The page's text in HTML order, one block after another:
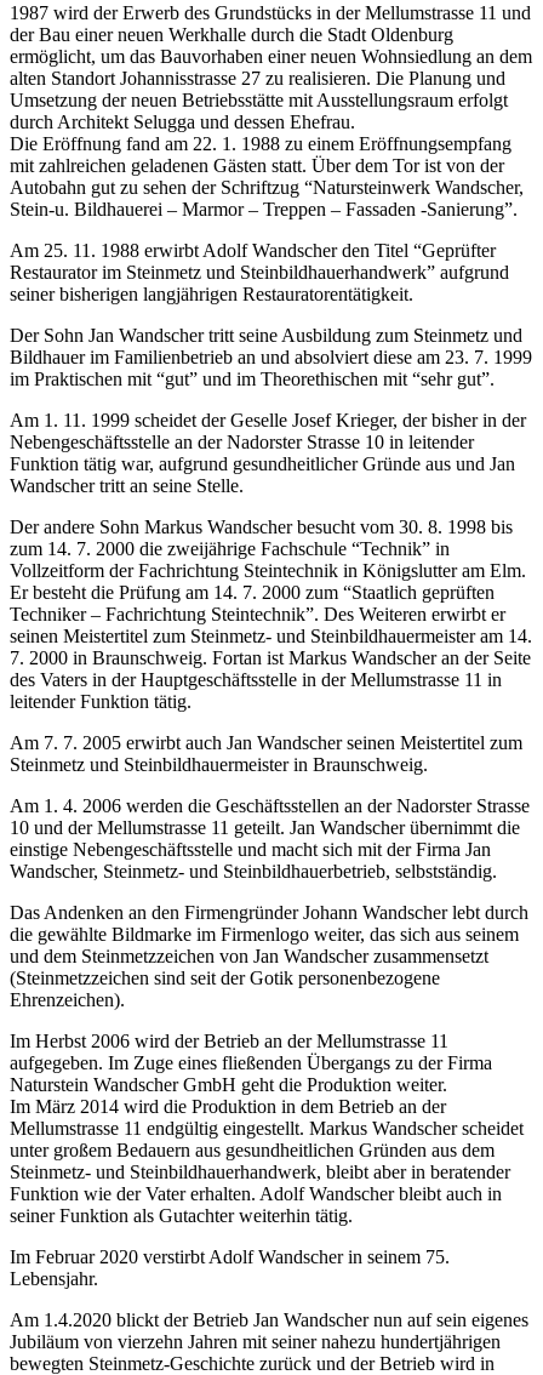
1987 wird der Erwerb des Grundstücks in der Mellumstrasse 11 und
der Bau einer neuen Werkhalle durch die Stadt Oldenburg
ermöglicht, um das Bauvorhaben einer neuen Wohnsiedlung an dem
alten Standort Johannisstrasse 27 zu realisieren. Die Planung und
Umsetzung der neuen Betriebsstätte mit Ausstellungsraum erfolgt
durch Architekt Selugga und dessen Ehefrau.
Die Eröffnung fand am 22. 1. 1988 zu einem Eröffnungsempfang
mit zahlreichen geladenen Gästen statt. Über dem Tor ist von der
Autobahn gut zu sehen der Schriftzug “Natursteinwerk Wandscher,
Stein-u. Bildhauerei – Marmor – Treppen – Fassaden -Sanierung”.
Am 25. 11. 1988 erwirbt Adolf Wandscher den Titel “Geprüfter
Restaurator im Steinmetz und Steinbildhauerhandwerk” aufgrund
seiner bisherigen langjährigen Restauratorentätigkeit.
Der Sohn Jan Wandscher tritt seine Ausbildung zum Steinmetz und
Bildhauer im Familienbetrieb an und absolviert diese am 23. 7. 1999
im Praktischen mit “gut” und im Theorethischen mit “sehr gut”.
Am 1. 11. 1999 scheidet der Geselle Josef Krieger, der bisher in der
Nebengeschäftsstelle an der Nadorster Strasse 10 in leitender
Funktion tätig war, aufgrund gesundheitlicher Gründe aus und Jan
Wandscher tritt an seine Stelle.
Der andere Sohn Markus Wandscher besucht vom 30. 8. 1998 bis
zum 14. 7. 2000 die zweijährige Fachschule “Technik” in
Vollzeitform der Fachrichtung Steintechnik in Königslutter am Elm.
Er besteht die Prüfung am 14. 7. 2000 zum “Staatlich geprüften
Techniker – Fachrichtung Steintechnik”. Des Weiteren erwirbt er
seinen Meistertitel zum Steinmetz- und Steinbildhauermeister am 14.
7. 2000 in Braunschweig. Fortan ist Markus Wandscher an der Seite
des Vaters in der Hauptgeschäftsstelle in der Mellumstrasse 11 in
leitender Funktion tätig.
Am 7. 7. 2005 erwirbt auch Jan Wandscher seinen Meistertitel zum
Steinmetz und Steinbildhauermeister in Braunschweig.
Am 1. 4. 2006 werden die Geschäftsstellen an der Nadorster Strasse
10 und der Mellumstrasse 11 geteilt. Jan Wandscher übernimmt die
einstige Nebengeschäftsstelle und macht sich mit der Firma Jan
Wandscher, Steinmetz- und Steinbildhauerbetrieb, selbstständig.
Das Andenken an den Firmengründer Johann Wandscher lebt durch
die gewählte Bildmarke im Firmenlogo weiter, das sich aus seinem
und dem Steinmetzzeichen von Jan Wandscher zusammensetzt
(Steinmetzzeichen sind seit der Gotik personenbezogene
Ehrenzeichen).
Im Herbst 2006 wird der Betrieb an der Mellumstrasse 11
aufgegeben. Im Zuge eines fließenden Übergangs zu der Firma
Naturstein Wandscher GmbH geht die Produktion weiter.
Im März 2014 wird die Produktion in dem Betrieb an der
Mellumstrasse 11 endgültig eingestellt. Markus Wandscher scheidet
unter großem Bedauern aus gesundheitlichen Gründen aus dem
Steinmetz- und Steinbildhauerhandwerk, bleibt aber in beratender
Funktion wie der Vater erhalten. Adolf Wandscher bleibt auch in
seiner Funktion als Gutachter weiterhin tätig.
Im Februar 2020 verstirbt Adolf Wandscher in seinem 75.
Lebensjahr.
Am 1.4.2020 blickt der Betrieb Jan Wandscher nun auf sein eigenes
Jubiläum von vierzehn Jahren mit seiner nahezu hundertjährigen
bewegten Steinmetz-Geschichte zurück und der Betrieb wird in